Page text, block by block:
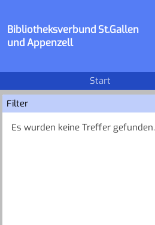
Bibliotheksverbund St.Gallen
und Appenzell
Start
Filter
Es wurden keine Treffer gefunden.